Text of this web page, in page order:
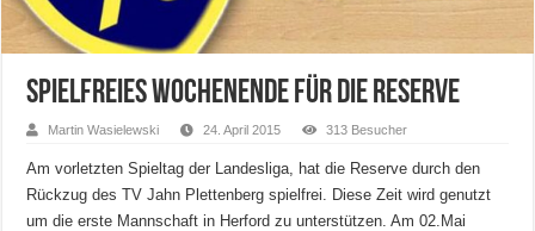
Spielfreies Wochenende für die Reserve
Martin Wasielewski 24. April 2015 313 Besucher
Am vorletzten Spieltag der Landesliga, hat die Reserve durch den
Rückzug des TV Jahn Plettenberg spielfrei. Diese Zeit wird genutzt
um die erste Mannschaft in Herford zu unterstützen. Am 02.Mai